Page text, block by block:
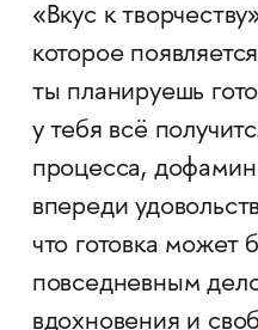
«Вкус к
которое
ты планируешь
у тебя всё
процесса,
впереди
что готовка может
повседневным
вдохновения и